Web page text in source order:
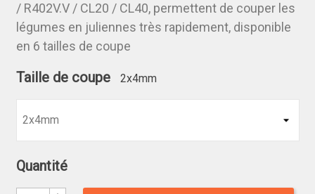
/ R402V.V / CL20 / CL40, permettent de couper les
légumes en juliennes très rapidement, disponible
en 6 tailles de coupe
Taille de coupe 2x4mm
Quantité